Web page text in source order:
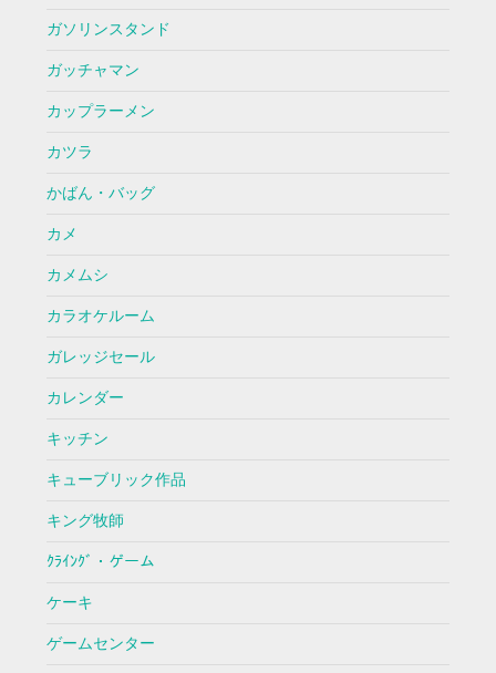
ガソリンスタンド
ガッチャマン
カップラーメン
カツラ
かばん・バッグ
カメ
カメムシ
カラオケルーム
ガレッジセール
カレンダー
キッチン
キューブリック作品
キング牧師
ｸﾗｲﾝｸﾞ・ゲーム
ケーキ
ゲームセンター